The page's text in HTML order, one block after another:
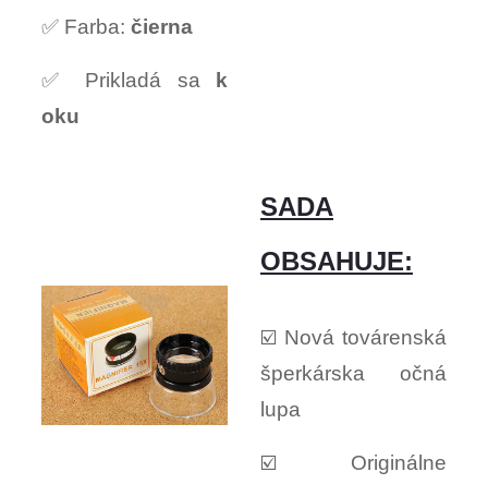
✅ Farba: čierna
✅ Prikladá sa k
oku
SADA
OBSAHUJE:
☑️ Nová továrenská
šperkárska očná
lupa
☑️ Originálne